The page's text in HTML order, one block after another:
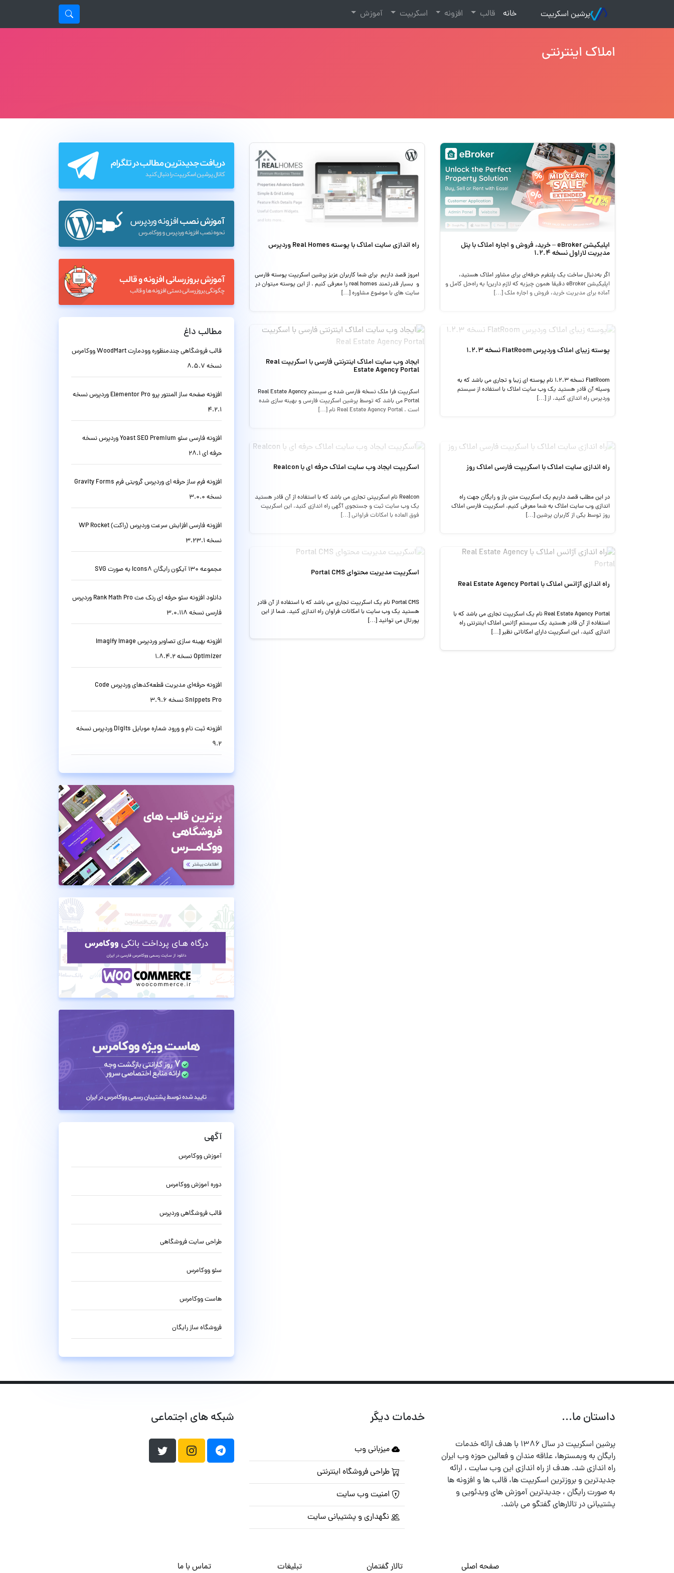
پرشین اسکریپت خانه
(current) قالب افزونه اسکریپت آموزش
املاک اینترنتی
اپلیکیشن eBroker – خرید، فروش و اجاره املاک با پنل
مدیریت لاراول نسخه 1.2.4
اگر به‌دنبال ساخت یک پلتفرم حرفه‌ای برای مشاور املاک هستید،
اپلیکیشن eBroker دقیقا همون چیزیه که لازم دارین! یه راه‌حل کامل و
آماده برای مدیریت خرید، فروش و اجاره ملک […]
راه اندازی سایت املاک با پوسته Real Homes وردپرس
امروز قصد داریم برای شما کاربران عزیز پرشین اسکریپت پوسته فارسی
و بسیار قدرتمند real homes را معرفی کنیم . از این پوسته میتوان در
سایت های با موضوع مشاوره […]
پوسته زیبای املاک وردپرس FlatRoom نسخه 1.2.3
FlatRoom نسخه 1.2.3 نام پوسته ای زیبا و تجاری می باشد که به
وسیله آن قادر هستید یک وب سایت املاک با استفاده از سیستم
وردپرس راه اندازی کنید. از […]
ایجاد وب سایت املاک اینترنتی فارسی با اسکریپت Real
Estate Agency Portal
اسکریپت فرا ملک نسخه فارسی شده ی سیستم Real Estate Agency
Portal می باشد که توسط پرشین اسکریپت فارسی و بهینه سازی شده
است . Real Estate Agency Portal نام […]
راه اندازی سایت املاک با اسکریپت فارسی املاک روز
در این مطلب قصد داریم یک اسکریپت متن باز و رایگان جهت راه
اندازی وب سایت املاک به شما معرفی کنیم. اسکریپت فارسی املاک
روز توسط یکی از کاربران پرشین […]
اسکریپت ایجاد وب سایت املاک حرفه ای با Realcon
Realcon نام اسکریپتی تجاری می باشد که با استفاده از آن قادر هستید
یک وب سایت ثبت و جستجوی آگهی راه اندازی کنید. این اسکریپت
فوق العاده با امکانات فراوانی […]
راه اندازی آژانس املاک با Real Estate Agency Portal
Real Estate Agency Portal نام یک اسکریپت تجاری می باشد که با
استفاده از آن قادر هستید یک سیستم آژانس املاک اینترنتی راه
اندازی کنید. این اسکریپت دارای امکاناتی نظیر […]
اسکریپت مدیریت محتوای Portal CMS
Portal CMS نام یک اسکریپت تجاری می باشد که با استفاده از آن قادر
هستید یک وب سایت با امکانات فراوان راه اندازی کنید. شما از این
پورتال می توانید […]
مطالب داغ
قالب فروشگاهی چندمنظوره وودمارت WoodMart ووکامرس
نسخه 8.5.7
افزونه صفحه ساز المنتور پرو Elementor Pro وردپرس نسخه
4.2.1
افزونه فارسی سئو Yoast SEO Premium وردپرس نسخه
حرفه ای 28.1
افزونه فرم ساز حرفه ای وردپرس گرویتی فرم Gravity Forms
نسخه 3.0.0
افزونه فارسی افزایش سرعت وردپرس (راکت) WP Rocket
نسخه 3.23.1
مجموعه 130 آیکون رایگان Icons8 به صورت SVG
دانلود افزونه سئو حرفه ای رنک مث Rank Math Pro وردپرس
فارسی نسخه 3.0.118
افزونه بهینه سازی تصاویر وردپرس Imagify Image
Optimizer نسخه 1.8.4.2
افزونه حرفه‌ای مدیریت قطعه‌کدهای وردپرس Code
Snippets Pro نسخه 3.9.6
افزونه ثبت نام و ورود شماره موبایل Digits وردپرس نسخه
9.2
آگهی
آموزش ووکامرس
دوره آموزش ووکامرس
قالب فروشگاهی وردپرس
طراحی سایت فروشگاهی
سئو ووکامرس
هاست ووکامرس
فروشگاه ساز رایگان
داستان ما...
پرشین اسکریپت در سال ۱۳۸۶ با هدف ارائه خدمات
رایگان به وبمسترها، علاقه مندان و فعالین حوزه وب ایران
راه اندازی شد. هدف از راه اندازی این وب سایت ، ارائه
جدیدترین و بروزترین اسکریپت ها، قالب ها و افزونه ها
به صورت رایگان ، جدیدترین آموزش های ویدئویی و
پشتیبانی در تالارهای گفتگو می باشد.
خدمات دیگر
میزبانی وب
طراحی فروشگاه اینترنتی
امنیت وب سایت
نگهداری و پشتیبانی سایت
شبکه های اجتماعی
صفحه اصلی تالار گفتمان تبلیغات تماس با ما